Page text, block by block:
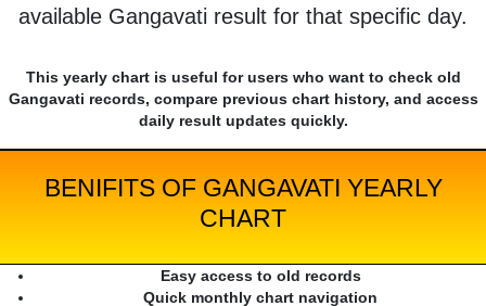
available Gangavati result for that specific day.
This yearly chart is useful for users who want to check old
Gangavati records, compare previous chart history, and access
daily result updates quickly.
BENIFITS OF GANGAVATI YEARLY
CHART
Easy access to old records
Quick monthly chart navigation